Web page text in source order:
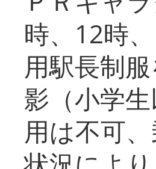
時、12時
用駅長制
影（小学
用は不可